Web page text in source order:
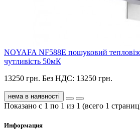
NOYAFA NF588E пошуковий
чутливість 50мК
13250 грн. Без НДС: 13250 грн.
нема в наявності
Показано с 1 по 1 из 1 (всего 1
Информация